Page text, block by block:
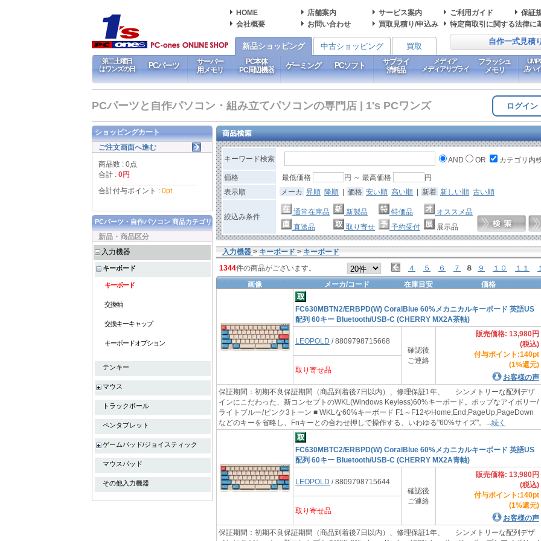
HOME 店舗案内 サービス案内 ご利用ガイド
保証
会社概要
お問い合わせ 買取見積り/申込み 特定商取引に関する法律に
自作一式見積
新品ショッピング 中古ショッピング 買取
第二土曜日
はワンズの日
PCパーツ
サーバー
用メモリ
PC本体
PC周辺機器
ゲーミング PCソフト
サプライ
消耗品
メディア
メディアサプライ
フラッシュ
メモリ
店ハ
PCパーツと自作パソコン・組み立てパソコンの専門店 | 1's PCワンズ ログイン
キーワード検索 AND OR カテゴリ内
価格 最低価格 円 ～ 最高価格
円
表示順
メーカ 昇順 降順 | 価格 安い順 高い順 | 新着 新しい順 古い順
絞込み条件
通常在庫品 新製品 特価品
オススメ品
直送品
取り寄せ 予約受付 展示品
入力機器 > キーボード > キーボード
1344件の商品がございます。 ４ ５ ６ ７ ８ ９ １０ １１
画像 メーカ/コード 在庫目安 価格
FC630MBTN2/ERBPD(W) CoralBlue 60%メカニカルキーボード 英語US
配列 60キー Bluetooth/USB-C (CHERRY MX2A茶軸)
LEOPOLD / 8809798715668
確認後
ご連絡
販売価格: 13,980円
(税込)
付与ポイント:140pt
(1%還元)
お客様の声
取り寄せ品
保証期間：初期不良保証期間（商品到着後7日以内）、修理保証1年、 シンメトリーな配列デザ
インにこだわった、新コンセプトのWKL(Windows Keyless)60%キーボード。ポップなアイボリー/
ライトブルー/ピンク3トーン ■ WKLな60%キーボード F1～F12やHome,End,PageUp,PageDown
などのキーを省略し、Fnキーとの合わせ押しで操作する、いわゆる"60%サイズ"。... 続く
FC630MBTC2/ERBPD(W) CoralBlue 60%メカニカルキーボード 英語US
配列 60キー Bluetooth/USB-C (CHERRY MX2A青軸)
LEOPOLD / 8809798715644
確認後
ご連絡
販売価格: 13,980円
(税込)
付与ポイント:140pt
(1%還元)
お客様の声
取り寄せ品
保証期間：初期不良保証期間（商品到着後7日以内）、修理保証1年、 シンメトリーな配列デザ
ショッピングカート
ご注文画面へ進む
商品数 : 0点
合計 : 0円
合計付与ポイント : 0pt
PCパーツ・自作パソコン 商品カテゴリ
新品・商品区分
入力機器
キーボード
キーボード
交換軸
交換キーキャップ
キーボードオプション
テンキー
マウス
トラックボール
ペンタブレット
ゲームパッド/ジョイスティック
マウスパッド
その他入力機器